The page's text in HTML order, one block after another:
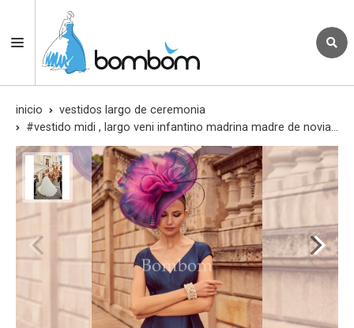
inicio
vestidos largo de ceremonia
#vestido midi , largo veni infantino madrina madre de novia elegante